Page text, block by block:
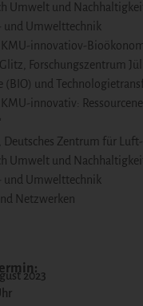
Umwelt und
und Umwelttechnik
innovatiov-
Forschungszentrum
(BIO) und
innovativ:
Deutsches Zentrum für
Umwelt und
und Umwelttechnik
Netzwerken
2023